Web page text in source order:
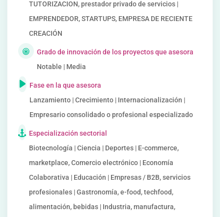
TUTORIZACION, prestador privado de servicios |
EMPRENDEDOR, STARTUPS, EMPRESA DE RECIENTE
CREACIÓN
Grado de innovación de los proyectos que asesora
Notable | Media
Fase en la que asesora
Lanzamiento | Crecimiento | Internacionalización |
Empresario consolidado o profesional especializado
Especialización sectorial
Biotecnología | Ciencia | Deportes | E-commerce,
marketplace, Comercio electrónico | Economía
Colaborativa | Educación | Empresas / B2B, servicios
profesionales | Gastronomía, e-food, techfood,
alimentación, bebidas | Industria, manufactura,